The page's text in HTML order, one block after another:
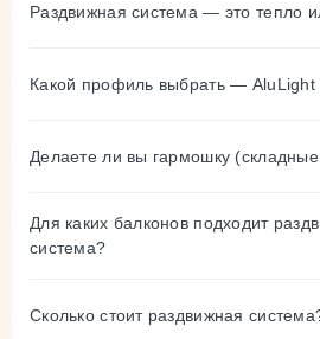
Раздвижная система — это тепло
Какой профиль выбрать — AluLight
Делаете ли вы гармошку
Для каких балконов подходит
система?
Сколько стоит раздвижная